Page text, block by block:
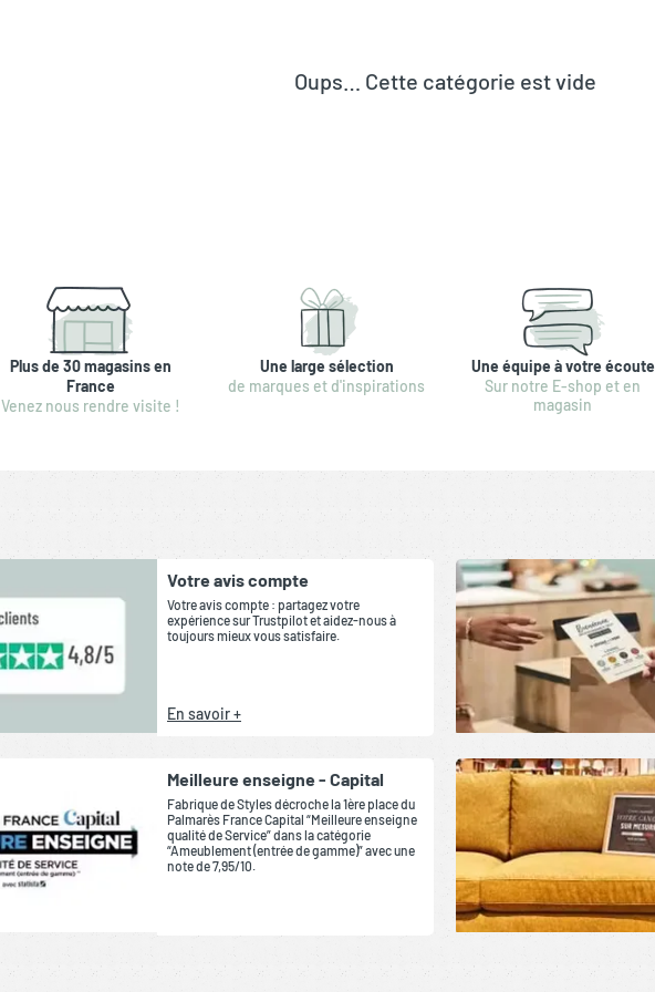
Oups… Cette catégorie est vide
Plus de 30 magasins en
France
Venez nous rendre visite !
Une large sélection
de marques et d'inspirations
Une équipe à votre écoute
Sur notre E-shop et en
magasin
Votre avis compte
Votre avis compte : partagez votre
expérience sur Trustpilot et aidez-nous à
toujours mieux vous satisfaire.
En savoir +
Meilleure enseigne - Capital
Fabrique de Styles décroche la 1ère place du
Palmarès France Capital “Meilleure enseigne
qualité de Service” dans la catégorie
“Ameublement (entrée de gamme)” avec une
note de 7,95/10.